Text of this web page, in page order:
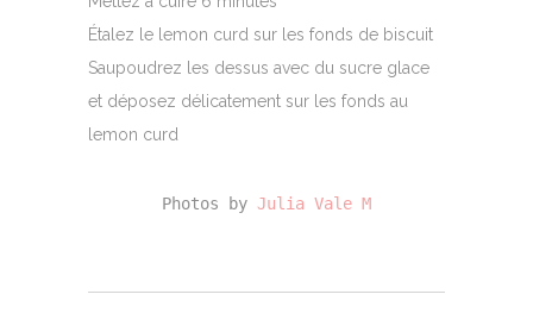
Étalez le lemon curd sur les fonds de biscuit
Saupoudrez les dessus avec du sucre glace
et déposez délicatement sur les fonds au
lemon curd
Photos by Julia Vale M